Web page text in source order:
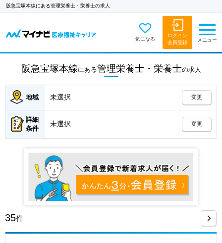
阪急宝塚本線にある管理栄養士・栄養士の求人
気になる
ログイン
会員登録
メニュー
阪急宝塚本線 にある管理栄養士・栄養士の求人
地域 未選択 変更
詳細
条件
未選択 変更
35件